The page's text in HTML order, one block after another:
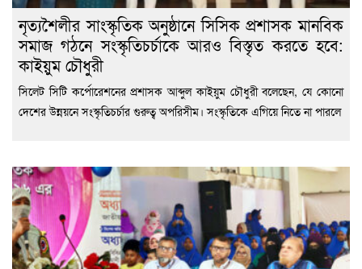
নৃত্যশৈলীর সাংস্কৃতিক অনুষ্ঠানে সিসিক প্রশাসক মানবিক
সমাজ গঠনে সংস্কৃতিচর্চাকে আরও বিস্তৃত করতে হবে:
কাইয়ুম চৌধুরী
সিলেট সিটি কর্পোরেশনের প্রশাসক আব্দুল কাইয়ুম চৌধুরী বলেছেন, যে কোনো
দেশের উন্নয়নে সংস্কৃতিচর্চার গুরুত্ব অপরিসীম। সংস্কৃতিকে এগিয়ে নিতে না পারলে